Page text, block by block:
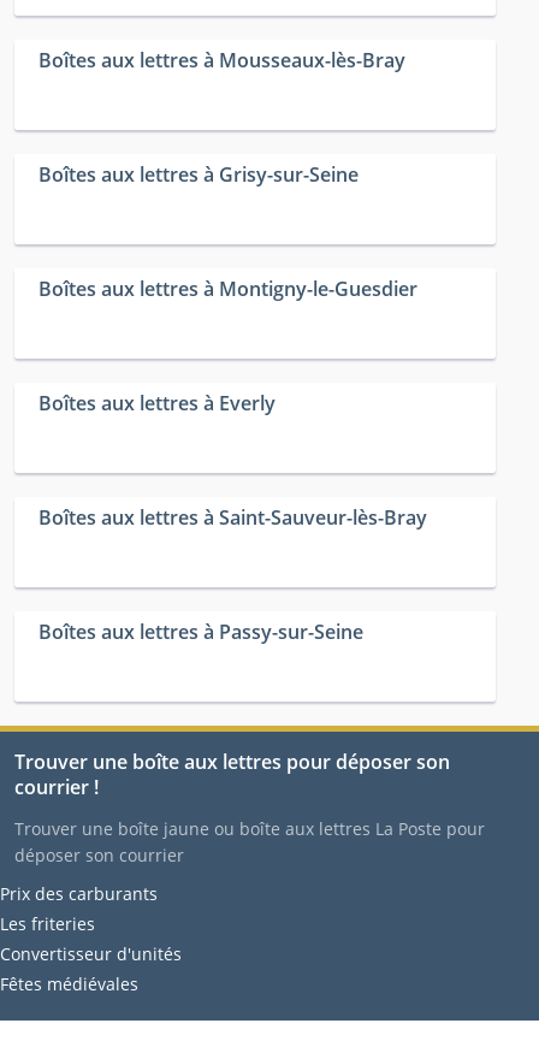
Boîtes aux lettres à Mousseaux-lès-Bray
Boîtes aux lettres à Grisy-sur-Seine
Boîtes aux lettres à Montigny-le-Guesdier
Boîtes aux lettres à Everly
Boîtes aux lettres à Saint-Sauveur-lès-Bray
Boîtes aux lettres à Passy-sur-Seine
Trouver une boîte aux lettres pour déposer son
courrier !
Trouver une boîte jaune ou boîte aux lettres La Poste pour
déposer son courrier
Prix des carburants
Les friteries
Convertisseur d'unités
Fêtes médiévales